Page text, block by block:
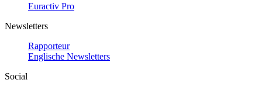
Euractiv Pro
Newsletters
Rapporteur
Englische Newsletters
Social